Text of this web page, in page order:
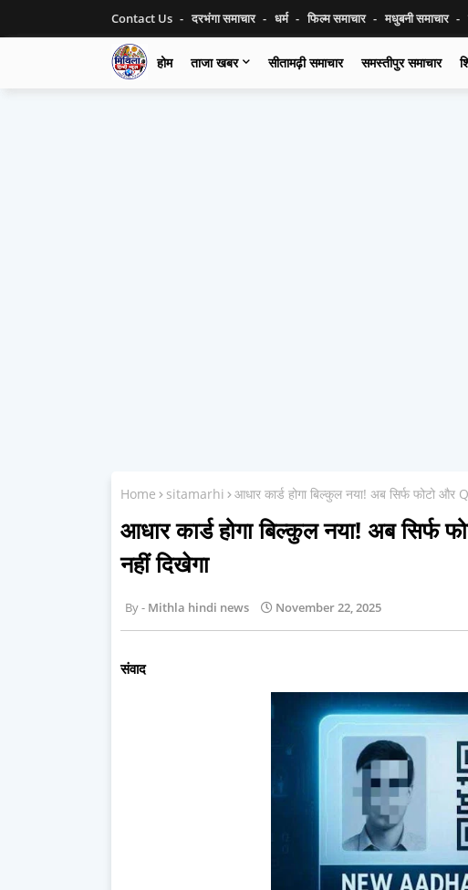
Contact Us दरभंगा समाचार धर्म फिल्म समाचार मधुबनी समाचार
होम ताजा खबर सीतामढ़ी समाचार समस्तीपुर समाचार
Home sitamarhi आधार कार्ड होगा बिल्कुल नया! अब सिर्फ फोटो
आधार कार्ड होगा बिल्कुल नया! अब
नहीं दिखेगा
Mithla hindi news November 22, 2025
संवाद